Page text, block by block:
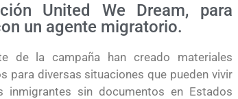
United We Dream, para
un agente migratorio.
de la campaña han creado materiales
para diversas situaciones que pueden vivir
inmigrantes sin documentos en Estados